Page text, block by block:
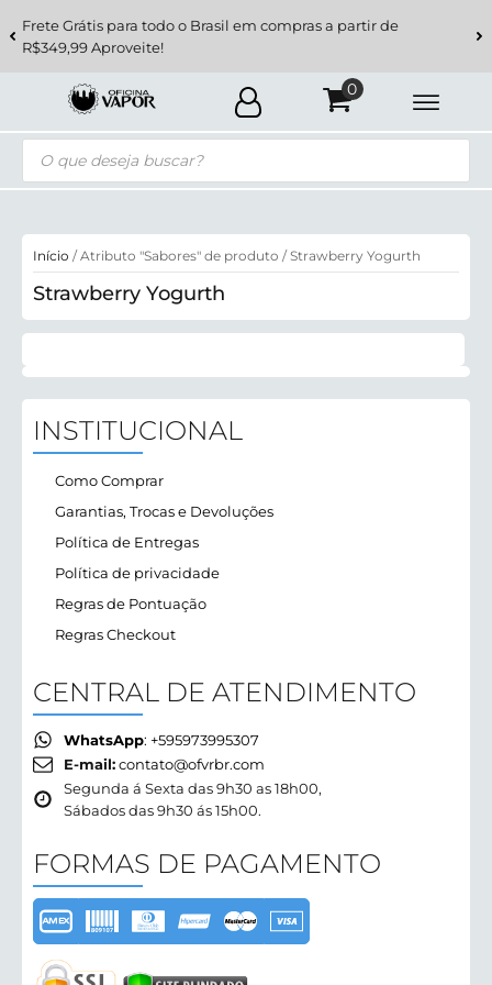
Frete Grátis para todo o Brasil em compras a partir de
R$349,99 Aproveite!
Pesquisar
produtos
Início / Atributo "Sabores" de produto / Strawberry Yogurth
Strawberry Yogurth
INSTITUCIONAL
Como Comprar
Garantias, Trocas e Devoluções
Política de Entregas
Política de privacidade
Regras de Pontuação
Regras Checkout
CENTRAL DE ATENDIMENTO
WhatsApp: +595973995307
E-mail:contato@ofvrbr.com
Segunda á Sexta das 9h30 as 18h00,
Sábados das 9h30 ás 15h00.
FORMAS DE PAGAMENTO